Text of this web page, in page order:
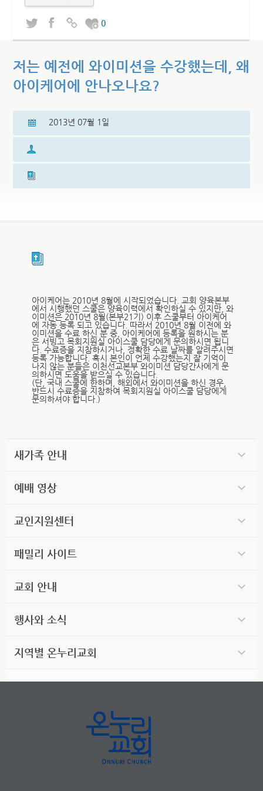
0
저는 예전에 와이미션을 수강했는데, 왜
아이케어에 안나오나요?
2013년 07월 1일
아이케어는 2010년 8월에 시작되었습니다. 교회 양육본부
에서 시행했던 스쿨은 양육이력에서 확인하실 수 있지만, 와
이미션은 2010년 8월(본부21기) 이후 스쿨부터 아이케어
에 자동 등록 되고 있습니다. 따라서 2010년 8월 이전에 와
이미션을 수료 하신 분 중, 아이케어에 등록을 원하시는 분
은 서빙고 목회지원실 아이스쿨 담당에게 문의하시면 됩니
다. 수료증을 지참하시거나, 정확한 수료 날짜를 알려주시면
등록 가능합니다. 혹시 본인이 언제 수강했는지 잘 기억이
나지 않는 분들은 이천선교본부 와이미션 담당간사에게 문
의하시면 도움을 받으실 수 있습니다.
(단, 국내 스쿨에 한하며, 해외에서 와이미션을 하신 경우,
반드시 수료증을 지참하여 목회지원실 아이스쿨 담당에게
문의하셔야 합니다.)
새가족 안내
예배 영상
교인지원센터
패밀리 사이트
교회 안내
행사와 소식
지역별 온누리교회